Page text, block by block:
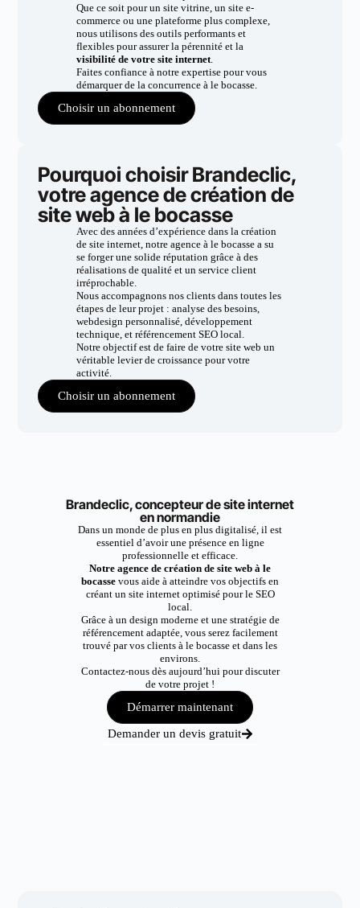
Que ce soit pour un site vitrine, un site e-
commerce ou une plateforme plus complexe,
nous utilisons des outils performants et
flexibles pour assurer la pérennité et la
visibilité de votre site internet.
Faites confiance à notre expertise pour vous
démarquer de la concurrence à le bocasse.
Choisir un abonnement
Pourquoi choisir Brandeclic,
votre agence de création de
site web à le bocasse
Avec des années d’expérience dans la création
de site internet, notre agence à le bocasse a su
se forger une solide réputation grâce à des
réalisations de qualité et un service client
irréprochable.
Nous accompagnons nos clients dans toutes les
étapes de leur projet : analyse des besoins,
webdesign personnalisé, développement
technique, et référencement SEO local.
Notre objectif est de faire de votre site web un
véritable levier de croissance pour votre
activité.
Choisir un abonnement
Brandeclic, concepteur de site internet
en normandie
Dans un monde de plus en plus digitalisé, il est
essentiel d’avoir une présence en ligne
professionnelle et efficace.
Notre agence de création de site web à le
bocasse vous aide à atteindre vos objectifs en
créant un site internet optimisé pour le SEO
local.
Grâce à un design moderne et une stratégie de
référencement adaptée, vous serez facilement
trouvé par vos clients à le bocasse et dans les
environs.
Contactez-nous dès aujourd’hui pour discuter
de votre projet !
Démarrer maintenant
Demander un devis gratuit